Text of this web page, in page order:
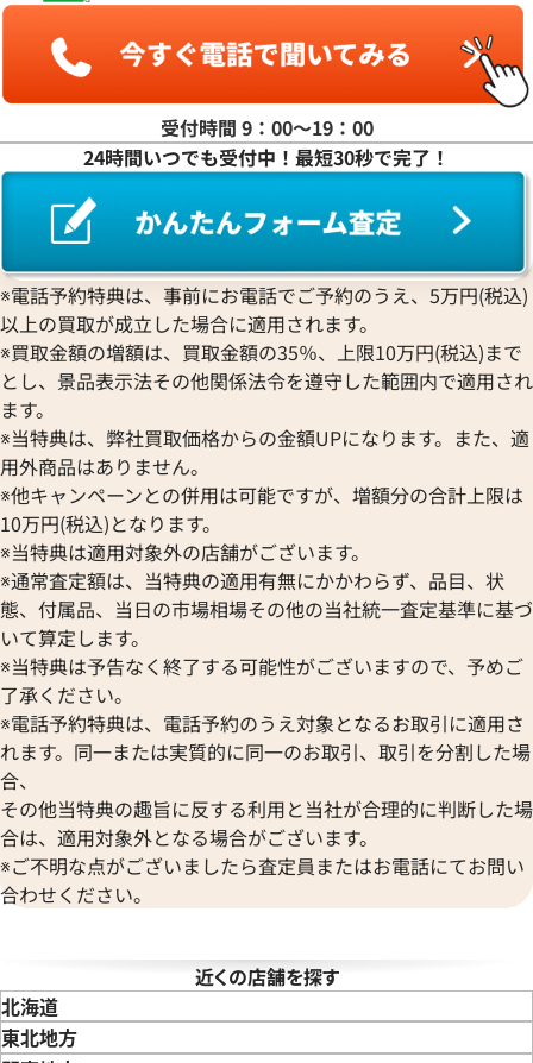
イデイト 40 228239A シル
格
9日時点の参考買取価格です
ロレックス デイデイト
ットダイヤ
参考買取価格
8,911,000円
※2024年7月9日時点の参考買
イデイト 40 228239 ホワイ
格
点の参考買取価格です
ロレックス デイデイト
参考買取価格
6,418,000円
※2023年9月27日時点の参考
エテルナ
EDOX
エドックス
エベラール
EBEL
エベル
EPOS
Hermes
エルメス
OMEGA
オメガ
ORIENT
オリエント
ORIS
オリス
Audemars Piguet
オーデマ ピゲ
Vacheron Constantin
ヴァシュロン・コンスタンタン
Van Cleef & Arpels
ヴァンクリーフ＆アーペル
Versace
ヴェルサーチ
Wempe
Graham
グラハム
グランドセイコー
CORUM
コルム
Concord
コンコルド
Gerald Genta
ジェラルド・ジェンタ
Jaeger-LeCoultre
ジャケ・ドロー
Girard-Perregaux
ジラール・ペルゴ
Sinn
ジン
STOWA
ストーヴァ
SEIKO
セイコー
CENTURY
センチュリー
ZENITH
ゼニス
PIERRE KUNZ
ピエール・クンツ
FRANCK MULLER
フランク ミュラー
BOUCHERON
ブシュロン
BREITLING
ブライトリング
Blancpain
ブランパン
BVLGARI
ブルガリ
Breguet
ブレゲ
BULOVA
ブローバ
Bell & Ross
ベル＆ロス
BAUME＆MERCIER
ボーム＆メルシエ
BALL Watch
ボール ウォッチ
ROGER DUBUIS
ロジェ・デュブイ
ROLEX
ロレックス
LONGINES
ロンジン
受付時間 9：00〜19：00
24時間いつでも受付中！最短30秒で完了！
※電話予約特典は、事前にお電話でご予約のうえ、5万円(税込)
以上の買取が成立した場合に適用されます。
※買取金額の増額は、買取金額の35％、上限10万円(税込)まで
とし、景品表示法その他関係法令を遵守した範囲内で適用され
ます。
※当特典は、弊社買取価格からの金額UPになります。また、適
用外商品はありません。
※他キャンペーンとの併用は可能ですが、増額分の合計上限は
10万円(税込)となります。
※当特典は適用対象外の店舗がございます。
※通常査定額は、当特典の適用有無にかかわらず、品目、状
態、付属品、当日の市場相場その他の当社統一査定基準に基づ
いて算定します。
※当特典は予告なく終了する可能性がございますので、予めご
了承ください。
※電話予約特典は、電話予約のうえ対象となるお取引に適用さ
れます。同一または実質的に同一のお取引、取引を分割した場
合、
その他当特典の趣旨に反する利用と当社が合理的に判断した場
合は、適用対象外となる場合がございます。
※ご不明な点がございましたら査定員またはお電話にてお問い
合わせください。
近くの店舗を探す
北海道
東北地方